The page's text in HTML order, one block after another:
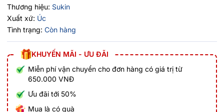
Thương hiệu: Sukin
Xuất xứ: Úc
Tình trạng: Còn hàng
KHUYẾN MÃI - ƯU ĐÃI
Miễn phí vận chuyển cho đơn hàng có giá trị từ
650.000 VNĐ
Ưu đãi tới 50%
Mua là có quà